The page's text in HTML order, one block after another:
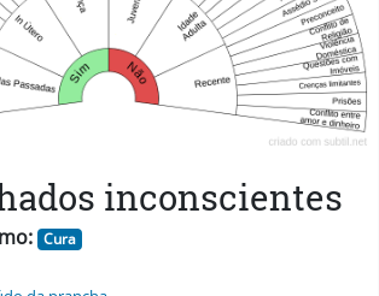
inconscientes
Cura